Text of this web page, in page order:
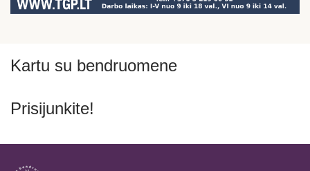
Kartu su bendruomene
Prisijunkite!